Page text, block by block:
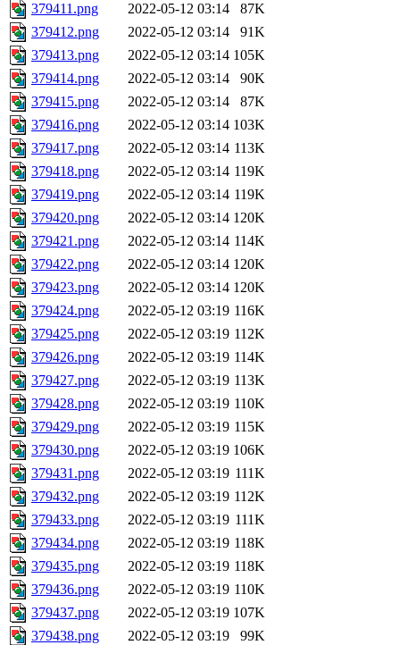
379411.png
2022-05-12 03:14
87K
379412.png
2022-05-12 03:14
91K
379413.png
2022-05-12 03:14 105K
379414.png
2022-05-12 03:14
90K
379415.png
2022-05-12 03:14
87K
379416.png
2022-05-12 03:14 103K
379417.png
2022-05-12 03:14 113K
379418.png
2022-05-12 03:14 119K
379419.png
2022-05-12 03:14 119K
379420.png
2022-05-12 03:14 120K
379421.png
2022-05-12 03:14 114K
379422.png
2022-05-12 03:14 120K
379423.png
2022-05-12 03:14 120K
379424.png
2022-05-12 03:19 116K
379425.png
2022-05-12 03:19 112K
379426.png
2022-05-12 03:19 114K
379427.png
2022-05-12 03:19 113K
379428.png
2022-05-12 03:19 110K
379429.png
2022-05-12 03:19 115K
379430.png
2022-05-12 03:19 106K
379431.png
2022-05-12 03:19 111K
379432.png
2022-05-12 03:19 112K
379433.png
2022-05-12 03:19 111K
379434.png
2022-05-12 03:19 118K
379435.png
2022-05-12 03:19 118K
379436.png
2022-05-12 03:19 110K
379437.png
2022-05-12 03:19 107K
379438.png
2022-05-12 03:19
99K